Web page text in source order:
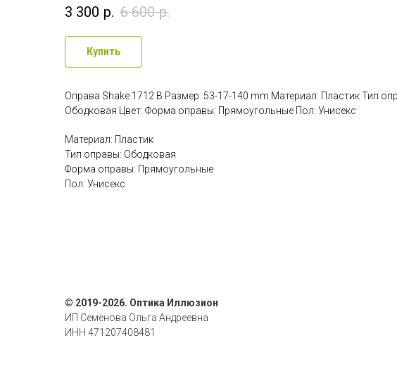
3 300 р. 6 600 р.
Купить
Оправа Shake 1712 B Размер: 53-17-140 mm Материал: Пластик Тип
Ободковая Цвет: Форма оправы: Прямоугольные Пол: Унисекс
Материал: Пластик
Тип оправы: Ободковая
Форма оправы: Прямоугольные
Пол: Унисекс
© 2019-2026. Оптика Иллюзион
ИП Семенова Ольга Андреевна
ИНН 471207408481